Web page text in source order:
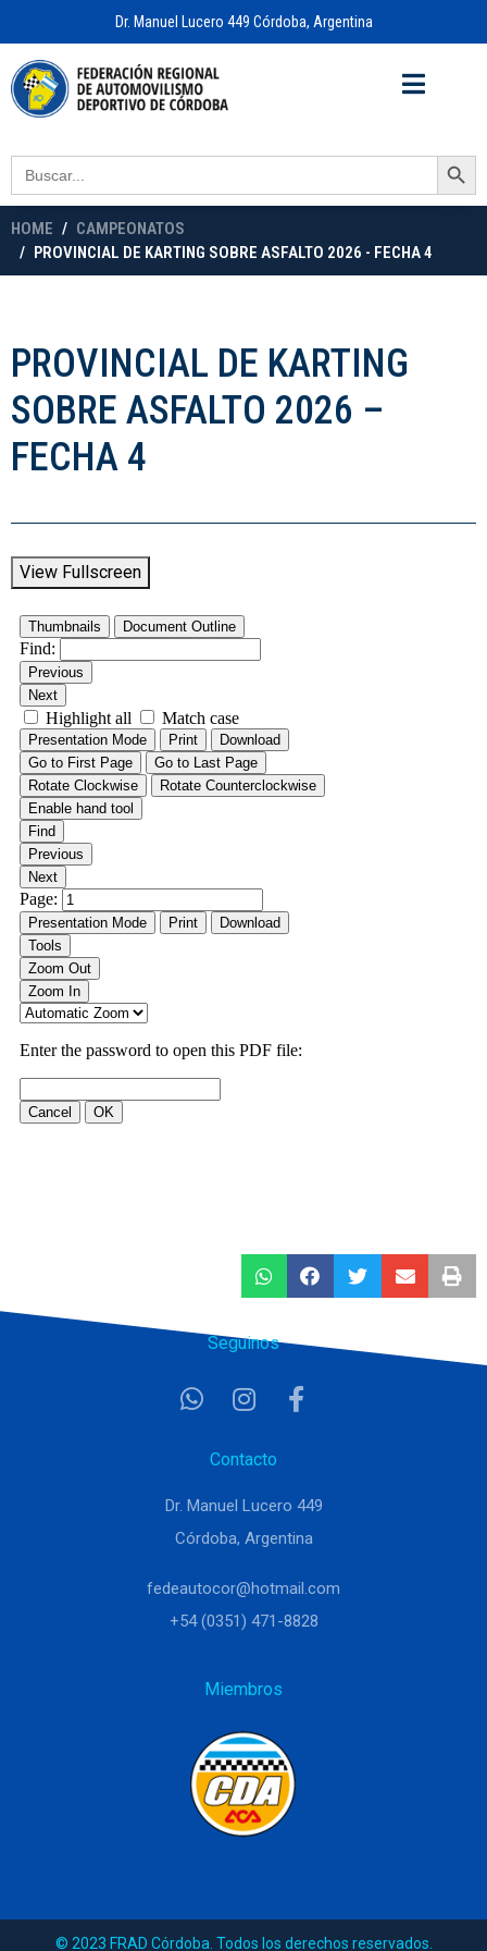
Dr. Manuel Lucero 449 Córdoba, Argentina
Search
for:
Search Button
HOME
CAMPEONATOS
PROVINCIAL DE KARTING SOBRE ASFALTO 2026 - FECHA 4
PROVINCIAL DE KARTING
SOBRE ASFALTO 2026 –
FECHA 4
View Fullscreen
Seguinos
Contacto
Dr. Manuel Lucero 449
Córdoba, Argentina
fedeautocor@hotmail.com
+54 (0351) 471-8828
Miembros
© 2023 FRAD Córdoba. Todos los derechos reservados.